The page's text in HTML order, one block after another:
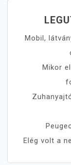
Mobil,
Mikor
Elég volt a